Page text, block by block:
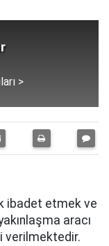
>
ibadet etmek ve
aracı
verilmektedir.